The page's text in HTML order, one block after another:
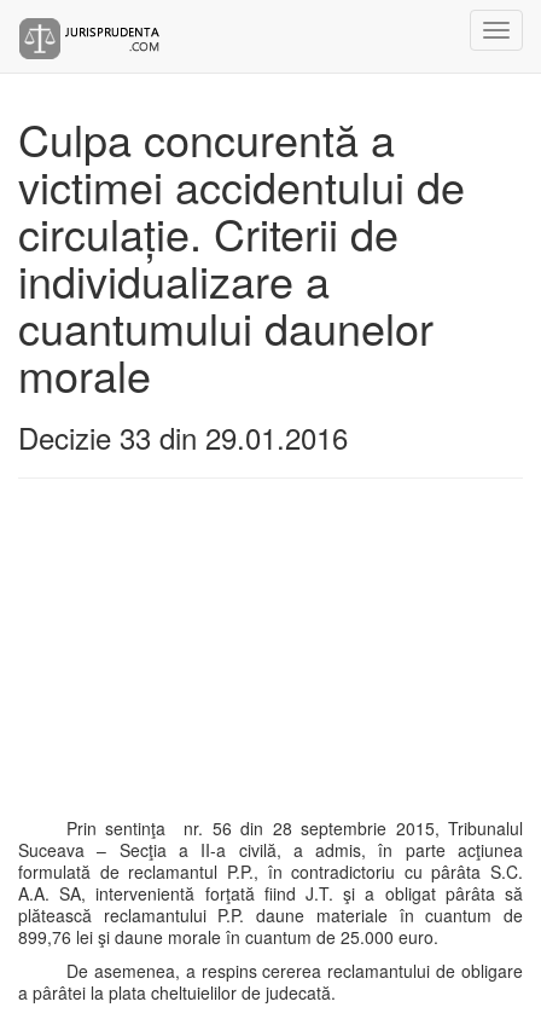
Culpa concurentă a
victimei accidentului de
circulație. Criterii de
individualizare a
cuantumului daunelor
morale
Decizie 33 din 29.01.2016
Prin sentinţa nr. 56 din 28 septembrie 2015, Tribunalul
Suceava – Secţia a II-a civilă, a admis, în parte acţiunea
formulată de reclamantul P.P., în contradictoriu cu pârâta S.C.
A.A. SA, intervenientă forţată fiind J.T. şi a obligat pârâta să
plătească reclamantului P.P. daune materiale în cuantum de
899,76 lei şi daune morale în cuantum de 25.000 euro.
De asemenea, a respins cererea reclamantului de obligare
a pârâtei la plata cheltuielilor de judecată.